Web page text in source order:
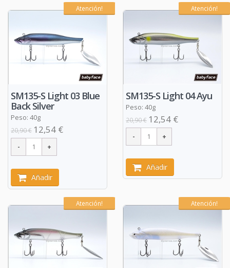
Atención!
SM135-S Light 03 Blue
Back Silver
Peso: 40g
20,90 € 12,54 €
Añadir
Atención!
SM135-S Light 04 Ayu
Peso: 40g
20,90 € 12,54 €
Añadir
Atención! Atención!